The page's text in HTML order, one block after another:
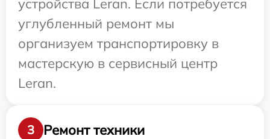
устройства Leran. Если потребуется
углубленный ремонт мы
организуем транспортировку в
мастерскую в сервисный центр
Leran.
3
Ремонт техники